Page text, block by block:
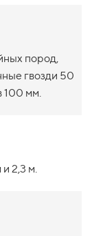
пород,
гвозди 50
100 мм.
2,3 м.